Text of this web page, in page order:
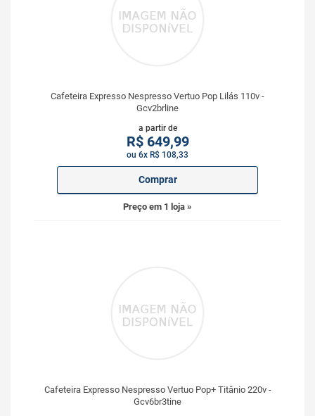
Cafeteira Expresso Nespresso Vertuo Pop Lilás 110v -
Gcv2brline
a partir de
R$649,99
ou 6x R$ 108,33
Comprar
Preço em 1 loja »
Cafeteira Expresso Nespresso Vertuo Pop+ Titânio 220v -
Gcv6br3tine